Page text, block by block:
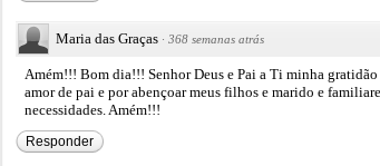
Maria das Graças · 368 semanas atrás
Amém!!! Bom dia!!! Senhor Deus e Pai a Ti minha
amor de pai e por abençoar meus filhos e marido e
necessidades. Amém!!!
Responder